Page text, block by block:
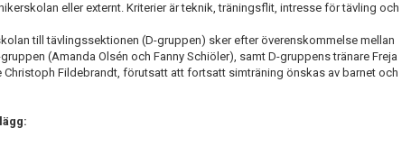
eller externt. Kriterier är teknik, träningsflit, intresse för tävling och
till tävlingssektionen (D-gruppen) sker efter överenskommelse mellan
(Amanda Olsén och Fanny Schiöler), samt D-gruppens tränare Freja
Christoph Fildebrandt, förutsatt att fortsatt simträning önskas av barnet och